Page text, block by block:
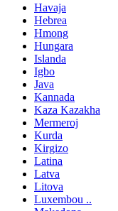
Havaja
Hebrea
Hmong
Hungara
Islanda
Igbo
Java
Kannada
Kaza Kazakha
Mermeroj
Kurda
Kirgizo
Latina
Latva
Litova
Luxembou ..